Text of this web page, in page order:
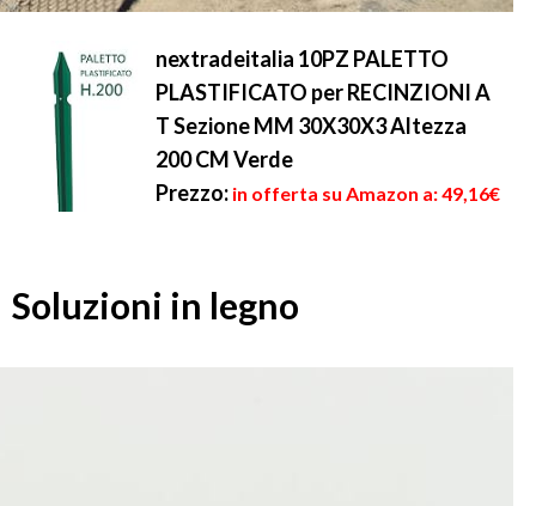
nextradeitalia 10PZ PALETTO
PLASTIFICATO per RECINZIONI A
T Sezione MM 30X30X3 Altezza
200 CM Verde
Prezzo: in offerta su Amazon a: 49,16€
Soluzioni in legno